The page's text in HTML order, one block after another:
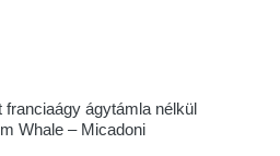
franciaágy ágytámla nélkül
Whale – Micadoni